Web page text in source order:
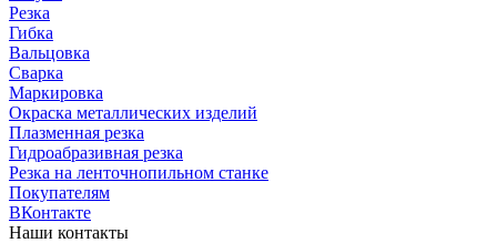
Резка
Гибка
Вальцовка
Сварка
Маркировка
Окраска металлических изделий
Плазменная резка
Гидроабразивная резка
Резка на ленточнопильном станке
Покупателям
ВКонтакте
Наши контакты